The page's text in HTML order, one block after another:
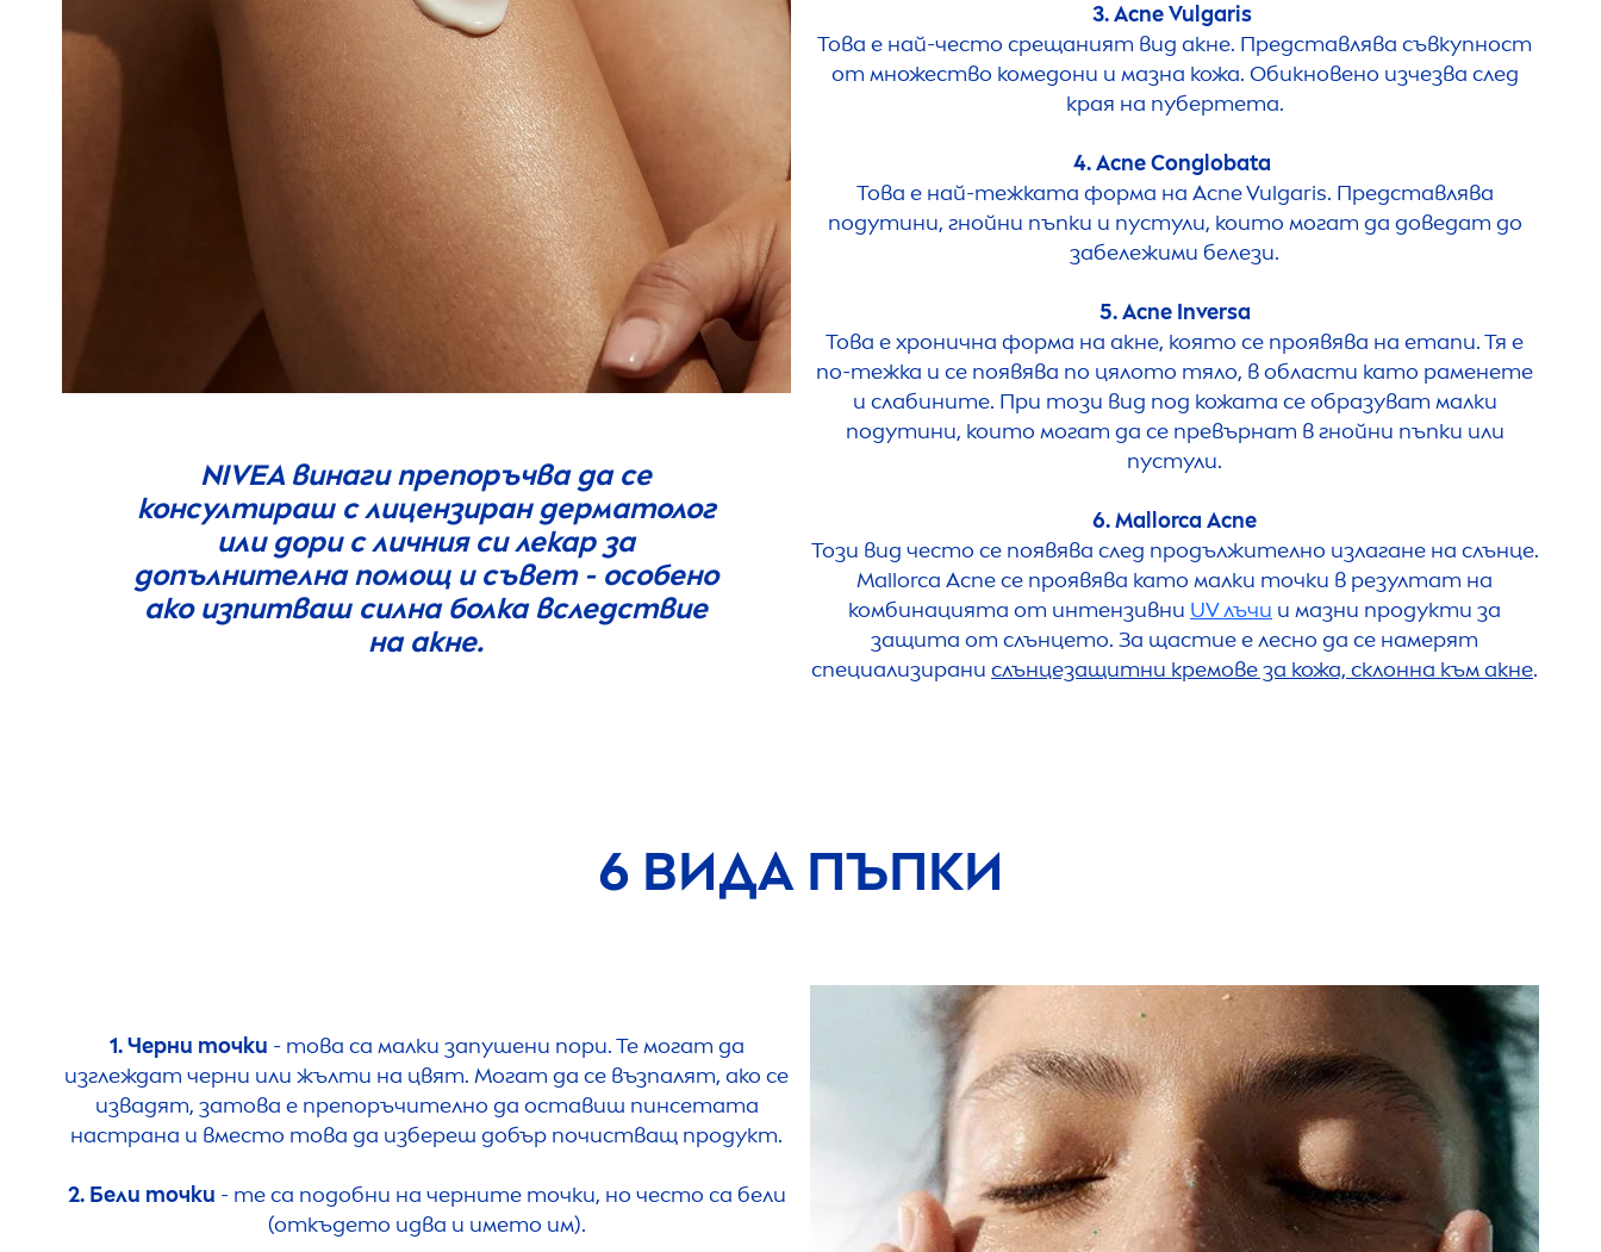
NIVEAвинаги препоръчва да се
консултираш с лицензиран дерматолог
или дори с личния си лекар за
допълнителна помощ и съвет - особено
ако изпитваш силна болка вследствие
на акне.
3. Acne Vulgaris
Това е най-често срещаният вид акне. Представлява съвкупност
от множество комедони и мазна кожа. Обикновено изчезва след
края на пубертета.
4. Acne Conglobata
Това е най-тежката форма на Acne Vulgaris. Представлява
подутини, гнойни пъпки и пустули, които могат да доведат до
забележими белези.
5. Acne Inversa
Това е хронична форма на акне, която се проявява на етапи. Тя е
по-тежка и се появява по цялото тяло, в области като раменете
и слабините. При този вид под кожата се образуват малки
подутини, които могат да се превърнат в гнойни пъпки или
пустули.
6. Mallorca Acne
Този вид често се появява след продължително излагане на слънце.
Mallorca Acne се проявява като малки точки в резултат на
комбинацията от интензивни UV лъчи и мазни продукти за
защита от слънцето. За щастие е лесно да се намерят
специализирани слънцезащитни кремове за кожа, склонна към акне.
6 ВИДА ПЪПКИ
1. Черни точки - това са малки запушени пори. Те могат да
изглеждат черни или жълти на цвят. Могат да се възпалят, ако се
извадят, затова е препоръчително да оставиш пинсетата
настрана и вместо това да избереш добър почистващ продукт.
2. Бели точки - те са подобни на черните точки, но често са бели
(откъдето идва и името им).